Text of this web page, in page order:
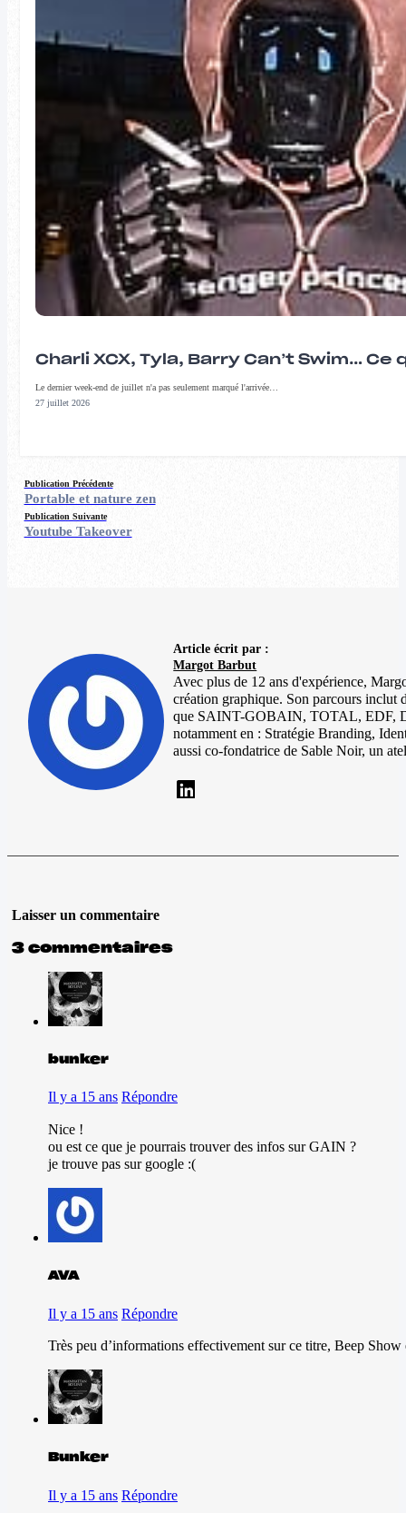
Charli XCX, Tyla, Barry Can’t Swim…
Le dernier week-end de juillet n'a pas seulement marqué l'arrivée…
27 juillet 2026
Publication Précédente
Portable et nature zen
Publication Suivante
Youtube Takeover
Article écrit par :
Margot Barbut
Avec plus de 12 ans d'expérience,
création graphique. Son parcours inclut
que SAINT-GOBAIN, TOTAL, EDF,
notamment en : Stratégie Branding,
aussi co-fondatrice de Sable Noir, un
Laisser un commentaire
3 commentaires
bunker
Il y a 15 ans Répondre
Nice !
ou est ce que je pourrais trouver des infos sur GAIN ?
je trouve pas sur google :(
AVA
Il y a 15 ans Répondre
Très peu d’informations effectivement sur ce titre, Beep
Bunker
Il y a 15 ans Répondre